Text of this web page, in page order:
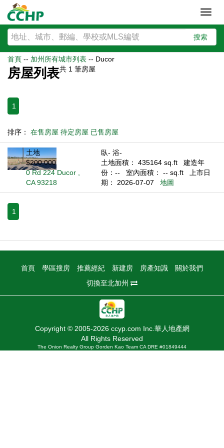
搜索
首頁 -- 加州所有城市列表 -- Ducor
房屋列表共 1 筆房屋
1
排序： 在售房屋 待定房屋 已售房屋
土地
$200,000
0 Rd 224 Ducor ,
CA 93218
臥- 浴-
土地面積： 435164 sq.ft
建造年
份：--
室內面積： -- sq.ft
上市日
期： 2026-07-07
地圖
1
首頁 學區搜房 推薦經紀 新建房 房產知識
關於我們
切換至北加州
Copyright © 2005-2026 ccyp.com Inc.華人地產網
All Rights Reserved
The Onion Realty Group Gorden Kao Team CA DRE #01849444